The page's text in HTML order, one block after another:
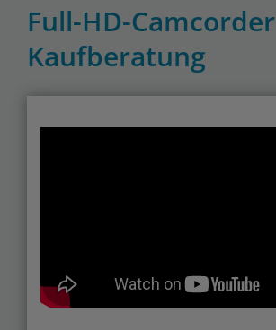
Full-HD-Camcorder
Kaufberatung